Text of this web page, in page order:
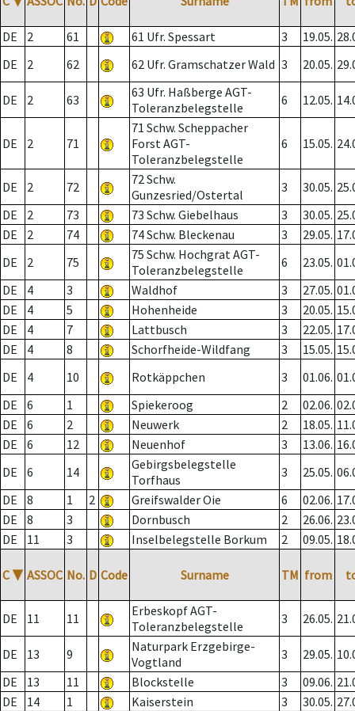
DE 2 61 61 Ufr. Spessart 3 19.05.
DE
2 62 62 Ufr. Gramschatzer Wald 3 20.05.
DE 2 63
63 Ufr. Haßberge AGT-
Toleranzbelegstelle
6 12.05.
DE 2 71
71 Schw. Scheppacher
Forst AGT-
Toleranzbelegstelle
6 15.05.
DE 2 72
72 Schw.
Gunzesried/Ostertal
3 30.05.
DE
2 73 73 Schw. Giebelhaus 3 30.05.
DE
2 74 74 Schw. Bleckenau 3 29.05.
DE
2 75
75 Schw. Hochgrat AGT-
Toleranzbelegstelle
6 23.05.
DE
4 3 Waldhof 3 27.05.
DE
4 5 Hohenheide 3 20.05.
DE
4 7 Lattbusch 3 22.05.
DE
4 8 Schorfheide-Wildfang 3 15.05.
DE
4 10 Rotkäppchen 3 01.06.
DE
6 1 Spiekeroog 2 02.06.
DE
6 2 Neuwerk 2 18.05.
DE
6 12 Neuenhof 3 13.06.
DE
6 14
Gebirgsbelegstelle
Torfhaus
3 25.05.
DE
8 1 2 Greifswalder Oie 6 02.06.
DE
8 3 Dornbusch 2 26.06.
DE
11 3 Inselbelegstelle Borkum 2 09.05.
C ▼ ASSOC No. D Code Surname TM from
DE 11 11
Erbeskopf AGT-
Toleranzbelegstelle
3 26.05.
DE 13 9
Naturpark Erzgebirge-
Vogtland
3 29.05.
DE
13 11 Blockstelle 3 09.06.
DE
14 1 Kaiserstein 3 30.05.